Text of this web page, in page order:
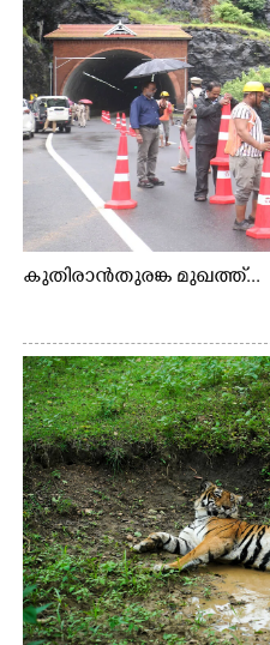
കുതിരാൻതുരങ്ക മുഖത്ത്...